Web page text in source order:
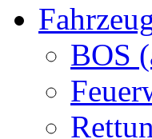
BOS